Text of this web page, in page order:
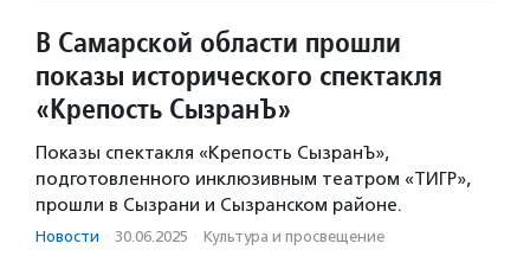
В Самарской области прошли
показы исторического спектакля
«Крепость СызранЪ»
Показы спектакля «Крепость СызранЪ»,
подготовленного инклюзивным театром «ТИГР»,
прошли в Сызрани и Сызранском районе.
Новости · 30.06.2025 · Культура и просвещение